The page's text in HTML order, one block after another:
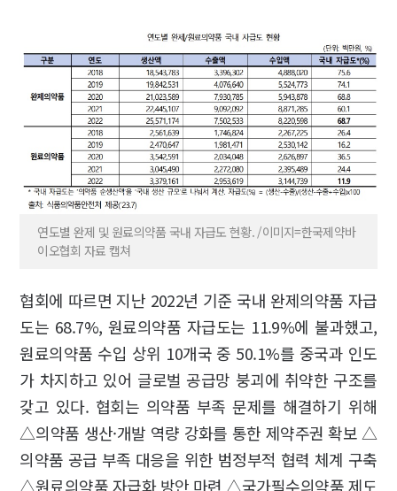
연도별 완제 및 원료의약품 국내 자급도 현황. /이미지=한국제약바
이오협회 자료 캡쳐
협회에 따르면 지난 2022년 기준 국내 완제의약품 자급
도는 68.7%, 원료의약품 자급도는 11.9%에 불과했고,
원료의약품 수입 상위 10개국 중 50.1%를 중국과 인도
가 차지하고 있어 글로벌 공급망 붕괴에 취약한 구조를
갖고 있다. 협회는 의약품 부족 문제를 해결하기 위해
△의약품 생산·개발 역량 강화를 통한 제약주권 확보 △
의약품 공급 부족 대응을 위한 범정부적 협력 체계 구축
△원료의약품 자급화 방안 마련 △국가필수의약품 제도